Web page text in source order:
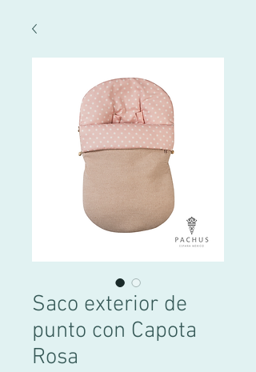
Saco exterior de
punto con Capota
Rosa